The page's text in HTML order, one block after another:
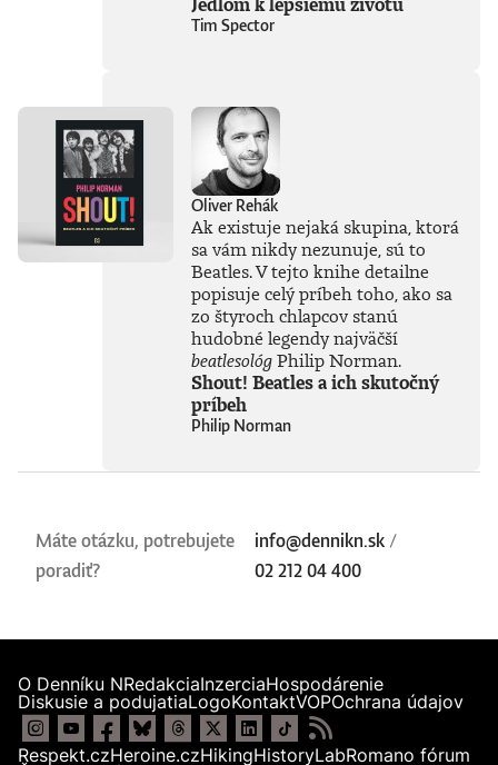
Tim Spector
Oliver Rehák
Ak existuje nejaká skupina, ktorá
sa vám nikdy nezunuje, sú to
Beatles. V tejto knihe detailne
popisuje celý príbeh toho, ako sa
zo štyroch chlapcov stanú
hudobné legendy najväčší
beatlesológPhilip Norman.
Shout! Beatles a ich skutočný
príbeh
Philip Norman
Máte otázku, potrebujete
poradiť?
info@dennikn.sk /
02 212 04 400
O Denníku NRedakciaInzerciaHospodárenie
Diskusie a podujatiaLogoKontaktVOPOchrana údajov
Respekt.czHeroine.czHikingHistoryLabRomano fórum